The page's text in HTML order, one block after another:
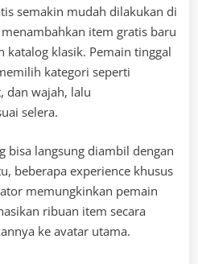
semakin mudah dilakukan di
item gratis baru
katalog klasik. Pemain tinggal
kategori seperti
dan wajah, lalu
selera.
bisa langsung diambil dengan
beberapa experience khusus
memungkinkan pemain
ribuan item secara
ke avatar utama.